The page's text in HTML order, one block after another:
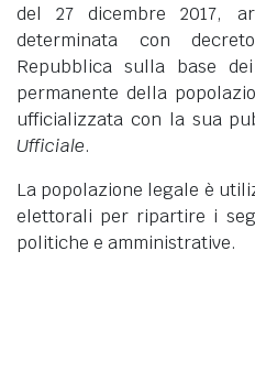
del 27 dicembre 2017,
determinata con
Repubblica sulla base
permanente della
ufficializzata con la sua
Ufficiale.
La popolazione legale è
elettorali per ripartire i
politiche e amministrative.